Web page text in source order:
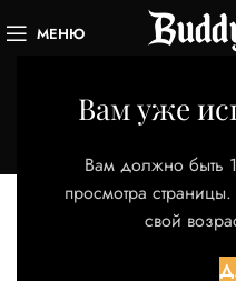
Вам уже
Вам должно быть
просмотра
свой
МЕНЮ
Товар Вкус
Товаров, соответствующих